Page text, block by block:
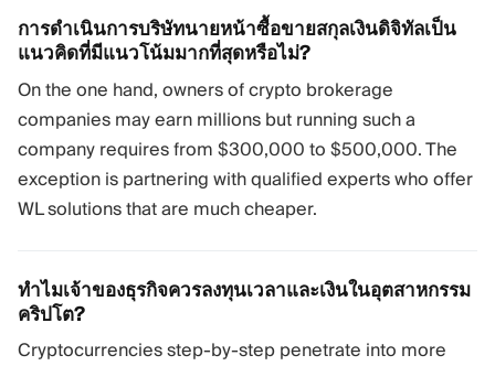
การดำเนินการบริษัทนายหน้าซื้อขายสกุลเงินดิจิทัลเป็น
แนวคิดที่มีแนวโน้มมากที่สุดหรือไม่?
On the one hand, owners of crypto brokerage
companies may earn millions but running such a
company requires from $300,000 to $500,000. The
exception is partnering with qualified experts who offer
WL solutions that are much cheaper.
ทำไมเจ้าของธุรกิจควรลงทุนเวลาและเงินในอุตสาหกรรม
คริปโต?
Cryptocurrencies step-by-step penetrate into more